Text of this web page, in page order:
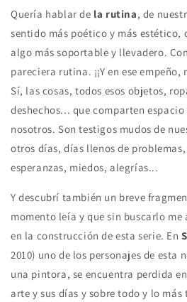
Quería hablar de la rutina, de
sentido más poético y más estético,
algo más soportable y llevadero.
pareciera rutina. ¡¡Y en ese
Sí, las cosas, todos esos objetos,
deshechos... que comparten
nosotros. Son testigos mudos de
otros días, días llenos de
esperanzas, miedos, alegrías...
Y descubrí también un breve
momento leía y que sin buscarlo me
en la construcción de esta serie. En
2010) uno de los personajes de esta
una pintora, se encuentra perdida
arte y sus días y sobre todo y lo